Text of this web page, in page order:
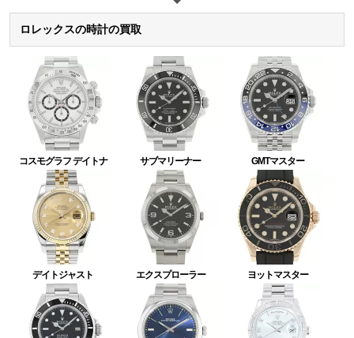
ロレックスの時計の買取
コスモグラフ デイトナ サブマリーナー GMTマスター
デイトジャスト エクスプローラー ヨットマスター